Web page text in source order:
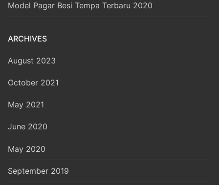
Model Pagar Besi Tempa Terbaru 2020
ARCHIVES
August 2023
October 2021
May 2021
June 2020
May 2020
September 2019